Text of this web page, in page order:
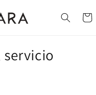
servicio